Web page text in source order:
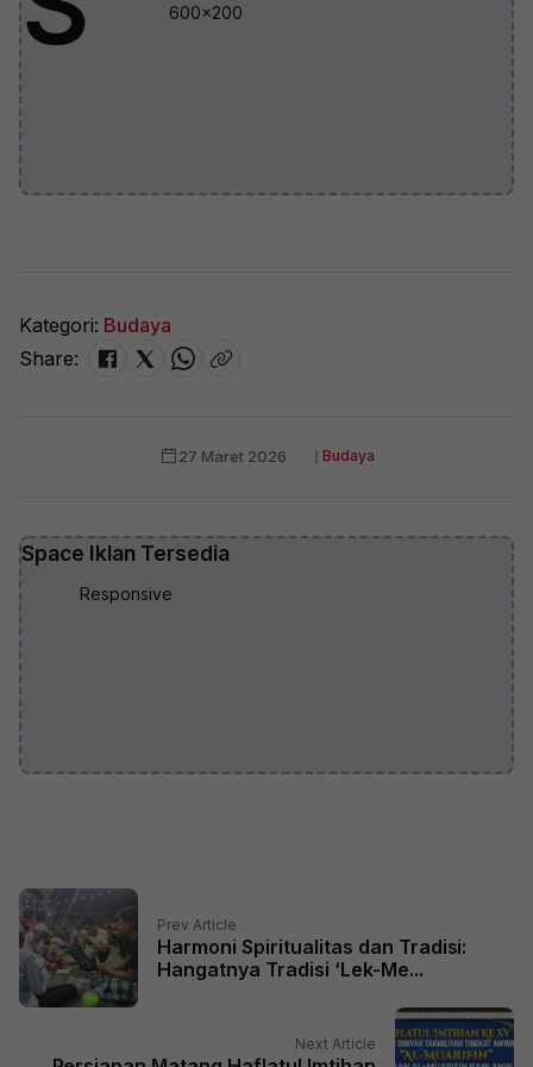
600x200
Kategori: Budaya
Share:
27 Maret 2026 ❘ Budaya
Space Iklan Tersedia
Responsive
Prev Article
Harmoni Spiritualitas dan Tradisi:
Hangatnya Tradisi ‘Lek-Me...
Next Article